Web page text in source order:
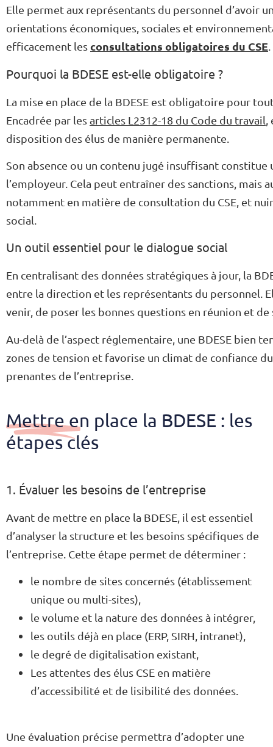
Elle permet aux représentants du personnel d’avoir
orientations économiques, sociales et
efficacement lesconsultations obligatoires du CSE.
Pourquoi la BDESE est-elle obligatoire ?
La mise en place de la BDESE est obligatoire pour
Encadrée par lesarticles L2312-18 du Code du travail
disposition des élus de manière permanente.
Son absence ou un contenu jugé insuffisant
l’employeur. Cela peut entraîner des sanctions, mais
notamment en matière de consultation du CSE, et
social.
Un outil essentiel pour le dialogue social
En centralisant des données stratégiques à jour, la
entre la direction et les représentants du personnel.
venir, de poser les bonnes questions en réunion et
Au-delà de l’aspect réglementaire, une BDESE bien
zones de tension et favorise un climat de confiance
prenantes de l’entreprise.
Mettre en place la BDESE : les
étapes clés
1. Évaluer les besoins de l’entreprise
Avant de mettre en place la BDESE, il est essentiel
d’analyser la structure et les besoins spécifiques de
l’entreprise. Cette étape permet de déterminer :
le nombre de sites concernés (établissement
unique ou multi-sites),
le volume et la nature des données à intégrer,
les outils déjà en place (ERP, SIRH, intranet),
le degré de digitalisation existant,
Les attentes des élus CSE en matière
d’accessibilité et de lisibilité des données.
Une évaluation précise permettra d’adopter une